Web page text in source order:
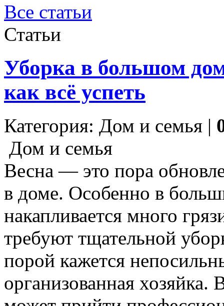
Все статьи
Статьи
Уборка в большом
как всё успеть
Категория: Дом и семья |
Дом и семья
Весна — это пора
в доме. Особенно в
накапливается много
требуют тщательной
порой кажется
организованная